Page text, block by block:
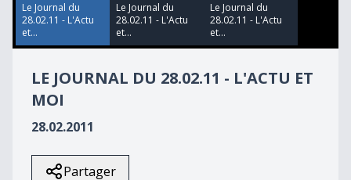
56
seconds
Le Journal du
28.02.11 - L'Actu
et...
Le Journal du
28.02.11 - L'Actu
et...
Le Journal du
28.02.11 - L'Actu
et...
LE JOURNAL DU 28.02.11 - L'ACTU ET
MOI
28.02.2011
Partager